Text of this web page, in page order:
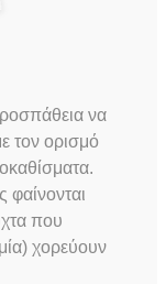
να
τον ορισμό
φαίνονται
που
χορεύουν